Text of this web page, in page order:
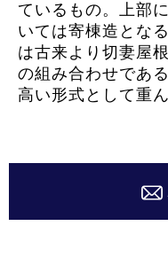
ているもの。上部
いては寄棟造とな
は古来より切妻屋
の組み合わせであ
高い形式として重